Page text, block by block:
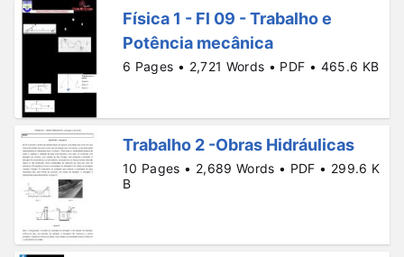
Física 1 - Fl 09 - Trabalho e
Potência mecânica
6 Pages • 2,721 Words • PDF • 465.6 KB
Trabalho 2 -Obras Hidráulicas
10 Pages • 2,689 Words • PDF • 299.6 K
B